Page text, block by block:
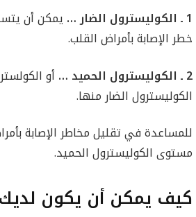
1 ـ الكوليسترول الضار … يمكن أن
خطر الإصابة بأمراض القلب.
2 ـ الكوليسترول الحميد …
أو
الكوليسترول الضار منها.
للمساعدة في تقليل مخاطر الإصابة
مستوى الكوليسترول الحميد.
كيف يمكن أن يكون